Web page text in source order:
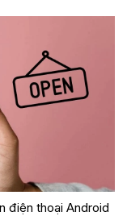
điện thoại Android